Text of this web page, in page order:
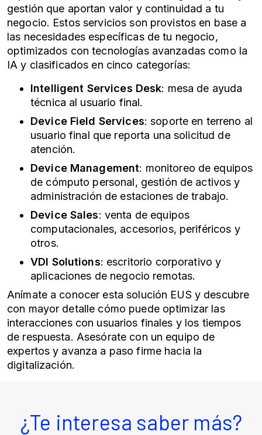
gestión que aportan valor y continuidad a tu
negocio. Estos servicios son provistos en base a
las necesidades específicas de tu negocio,
optimizados con tecnologías avanzadas como la
IA y clasificados en cinco categorías:
Intelligent Services Desk: mesa de ayuda
técnica al usuario final.
Device Field Services: soporte en terreno al
usuario final que reporta una solicitud de
atención.
Device Management: monitoreo de equipos
de cómputo personal, gestión de activos y
administración de estaciones de trabajo.
Device Sales: venta de equipos
computacionales, accesorios, periféricos y
otros.
VDI Solutions: escritorio corporativo y
aplicaciones de negocio remotas.
Anímate a conocer esta solución EUS y descubre
con mayor detalle cómo puede optimizar las
interacciones con usuarios finales y los tiempos
de respuesta. Asesórate con un equipo de
expertos y avanza a paso firme hacia la
digitalización.
¿Te interesa saber más?